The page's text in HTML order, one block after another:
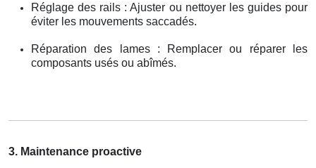
Réglage des rails : Ajuster ou nettoyer les guides pour
éviter les mouvements saccadés.
Réparation des lames : Remplacer ou réparer les
composants usés ou abîmés.
3. Maintenance proactive